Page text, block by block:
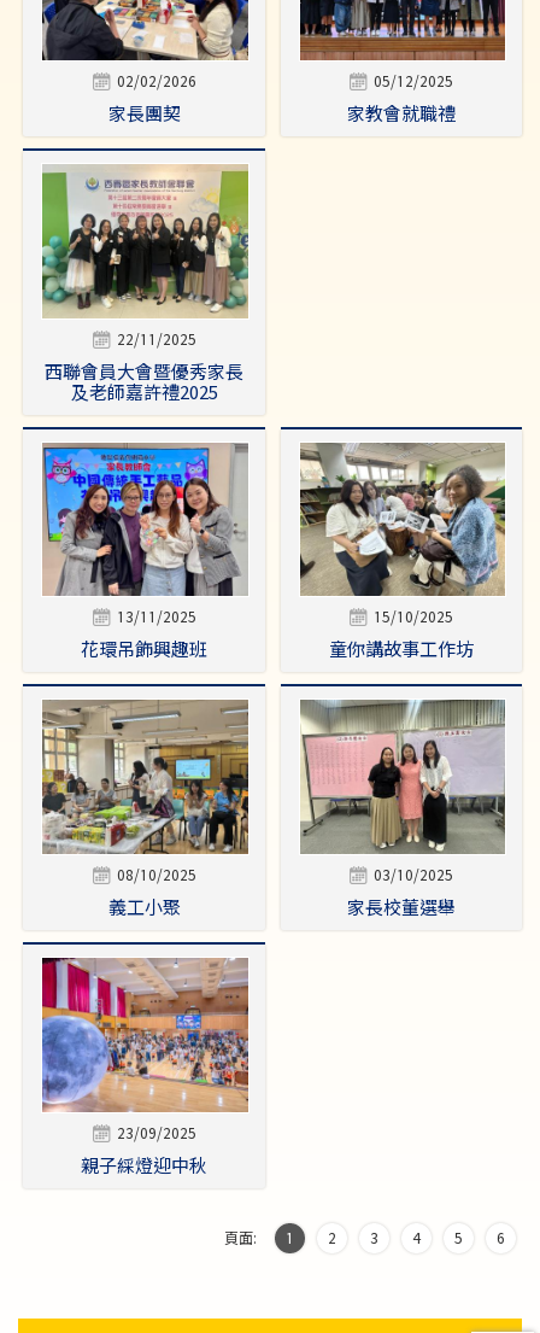
02/02/2026
家長團契
05/12/2025
家教會就職禮
22/11/2025
西聯會員大會暨優秀家長
及老師嘉許禮2025
13/11/2025
花環吊飾興趣班
15/10/2025
童你講故事工作坊
08/10/2025
義工小聚
03/10/2025
家長校董選舉
23/09/2025
親子綵燈迎中秋
頁面: 1 2 3 4 5 6